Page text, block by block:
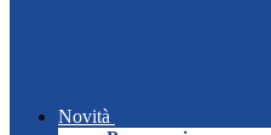
Novità